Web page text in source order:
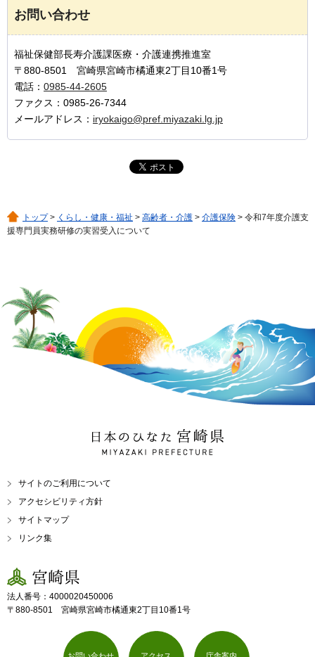
お問い合わせ
福祉保健部長寿介護課医療・介護連携推進室
〒880-8501 宮崎県宮崎市橘通東2丁目10番1号
電話： 0985-44-2605
ファクス：0985-26-7344
メールアドレス： iryokaigo@pref.miyazaki.lg.jp
トップ> くらし・健康・福祉 > 高齢者・介護 > 介護保険 > 令和7年度介護支
援専門員実務研修の実習受入について
日本のひなた 宮崎県
MIYAZAKI PREFECTURE
サイトのご利用について
アクセシビリティ方針
サイトマップ
リンク集
宮崎県
法人番号：4000020450006
〒880-8501 宮崎県宮崎市橘通東2丁目10番1号